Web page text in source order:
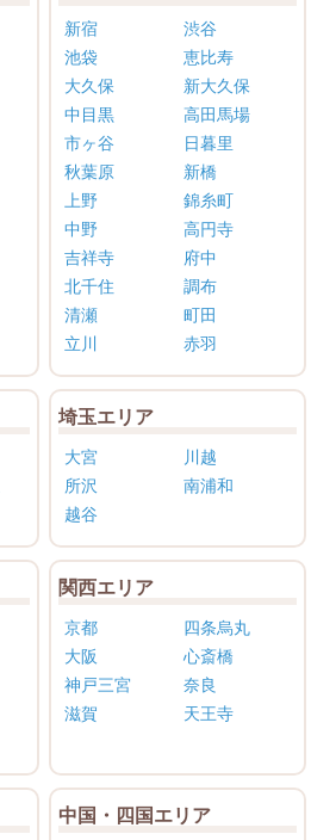
新宿
渋谷
池袋
恵比寿
大久保
新大久保
中目黒
高田馬場
市ヶ谷
日暮里
秋葉原
新橋
上野
錦糸町
中野
高円寺
吉祥寺
府中
北千住
調布
清瀬
町田
立川
赤羽
埼玉エリア
大宮
川越
所沢
南浦和
越谷
関西エリア
京都
四条烏丸
大阪
心斎橋
神戸三宮
奈良
滋賀
天王寺
中国・四国エリア